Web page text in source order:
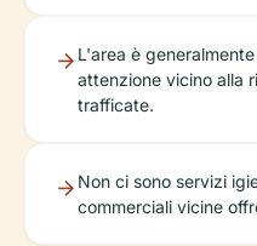
L'area è
attenzione vicino alla
trafficate.
Non ci sono servizi
commerciali vicine